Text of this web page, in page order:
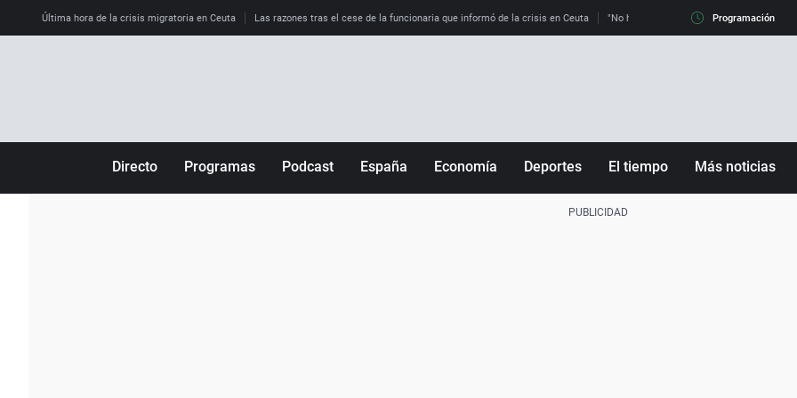
Última hora de la crisis migratoria en Ceuta Las razones tras el cese de la funcionaria que informó de la crisis en Ceuta "No hay mafias, que no nos engañen":
Programación
Directo Programas Podcast España Economía Deportes El tiempo Más noticias